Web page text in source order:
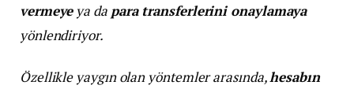
vermeyeya da para transferlerini onaylamaya
yönlendiriyor.
Özellikle yaygın olan yöntemler arasında,hesabın